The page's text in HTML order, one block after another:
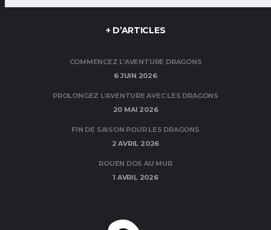
+ D’ARTICLES
COMMENCEZ L’AVENTURE DRAGONS
6 JUIN 2026
PROLONGEZ L’AVENTURE AVEC LES DRAGONS
20 MAI 2026
FIN DE SAISON POUR LES DRAGONS
2 AVRIL 2026
ROUEN DOS AU MUR
1 AVRIL 2026